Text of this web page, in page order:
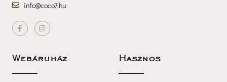
info@coco7.hu
Webáruház Haszno